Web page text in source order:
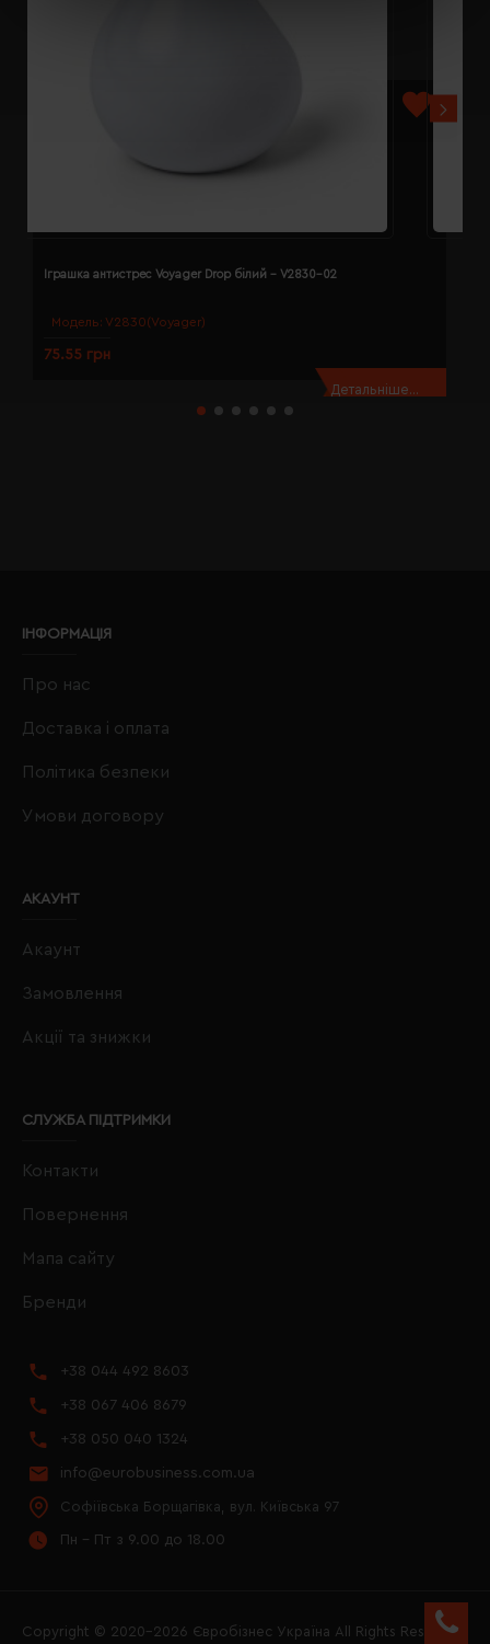
Модель: V2830(Voyager)
Іграшка антистрес Voyager Drop білий - V2830-02
75.55 грн
Детальніше...
ІНФОРМАЦІЯ
Про нас
Доставка і оплата
Політика безпеки
Умови договору
АКАУНТ
Акаунт
Замовлення
Акції та знижки
СЛУЖБА ПІДТРИМКИ
Контакти
Повернення
Мапа сайту
Бренди
+38 044 492 8603
+38 067 406 8679
+38 050 040 1324
info@eurobusiness.com.ua
Софіївська Борщагівка, вул. Київська 97
Пн - Пт з 9.00 до 18.00
Copyright © 2020–2026 Євробізнес Україна All Rights Reserved